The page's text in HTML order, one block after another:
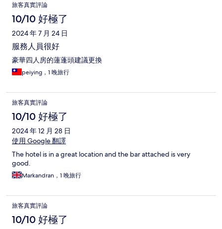
旅客真實評論
10/10 好極了
2024 年 7 月 24 日
服務人員很好
豪華四人房的蓮蓬頭建議更換
peiying，1 晚旅行
旅客真實評論
10/10 好極了
2024 年 12 月 28 日
使用 Google 翻譯
The hotel is in a great location and the bar attached is very
good.
Markandran，1 晚旅行
旅客真實評論
10/10 好極了